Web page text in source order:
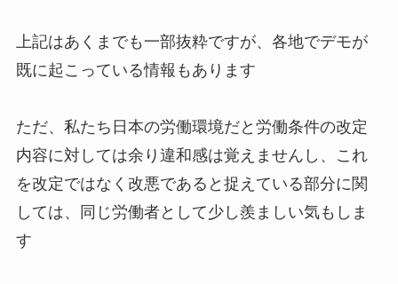
上記はあくまでも一部抜粋ですが、各地でデモが
既に起こっている情報もあります
ただ、私たち日本の労働環境だと労働条件の改定
内容に対しては余り違和感は覚えませんし、これ
を改定ではなく改悪であると捉えている部分に関
しては、同じ労働者として少し羨ましい気もしま
す